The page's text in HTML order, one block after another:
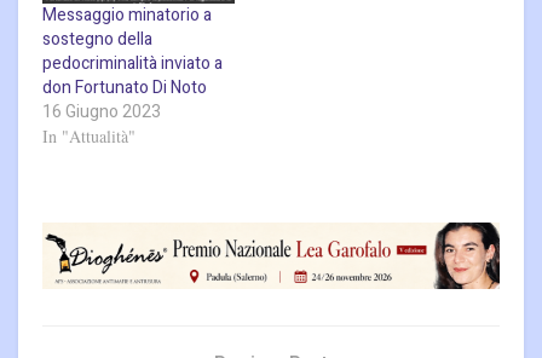
Messaggio minatorio a
sostegno della
pedocriminalità inviato a
don Fortunato Di Noto
16 Giugno 2023
In "Attualità"